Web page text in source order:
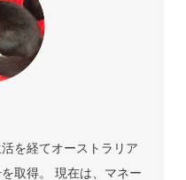
を経てオーストラリア
取得。 現在は、マネー